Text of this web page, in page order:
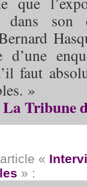
dans
d’une
faut
»
La Tribune
«
» :